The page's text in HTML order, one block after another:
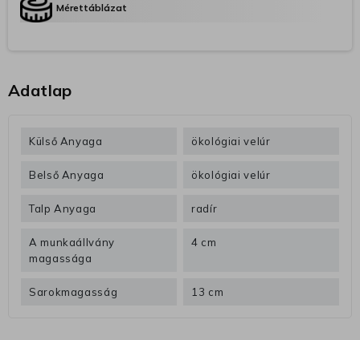
Mérettáblázat
Adatlap
Külső Anyaga ökológiai velúr
Belső Anyaga ökológiai velúr
Talp Anyaga radír
A munkaállvány
magassága
4 cm
Sarokmagasság 13 cm